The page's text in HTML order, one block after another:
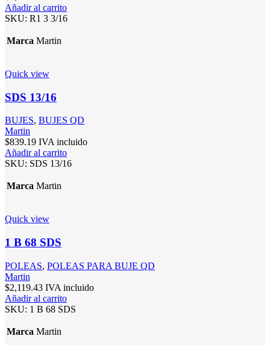
Añadir al carrito
SKU: R1 3 3/16
Marca Martin
Quick view
SDS 13/16
BUJES, BUJES QD
Martin
$839.19 IVA incluido
Añadir al carrito
SKU: SDS 13/16
Marca Martin
Quick view
1 B 68 SDS
POLEAS, POLEAS PARA BUJE QD
Martin
$2,119.43 IVA incluido
Añadir al carrito
SKU: 1 B 68 SDS
Marca Martin